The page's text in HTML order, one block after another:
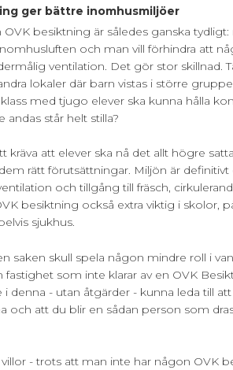
ger bättre inomhusmiljöer
besiktning är således ganska tydligt:
och man vill förhindra att
ventilation. Det gör stor skillnad.
lokaler där barn vistas i större
med tjugo elever ska kunna hålla
andas står helt stilla?
kräva att elever ska nå det allt högre
rätt förutsättningar. Miljön är definitivt
och tillgång till fräsch,
besiktning också extra viktig i skolor,
sjukhus.
saken skull spela någon mindre roll i
fastighet som inte klarar av en OVK
i denna - utan åtgärder - kunna leda till
och att du blir en sådan person som
villor - trots att man inte har någon OVK